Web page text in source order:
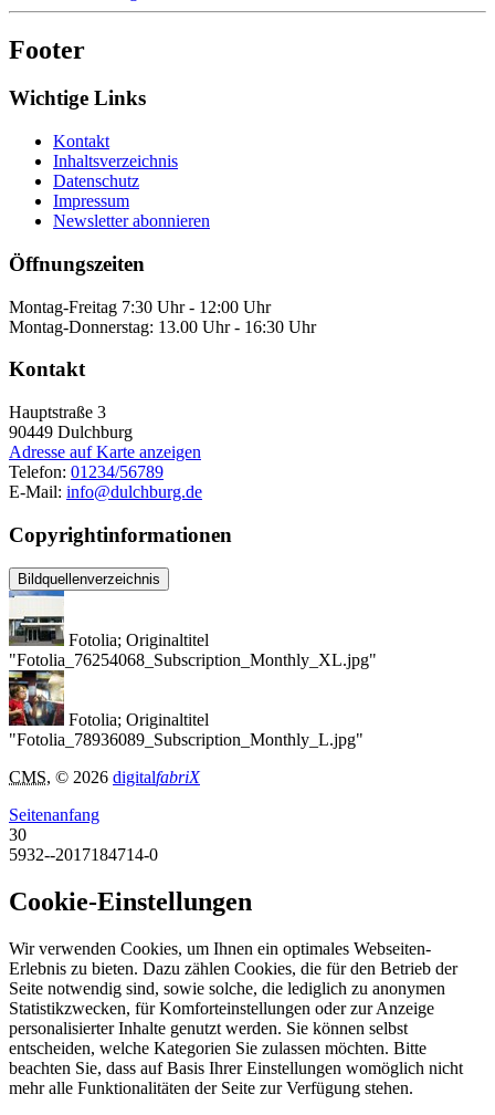
Footer
Wichtige Links
Kontakt
Inhaltsverzeichnis
Datenschutz
Impressum
Newsletter abonnieren
Öffnungszeiten
Montag-Freitag 7:30 Uhr - 12:00 Uhr
Montag-Donnerstag: 13.00 Uhr - 16:30 Uhr
Kontakt
Hauptstraße 3
90449 Dulchburg
Adresse auf Karte anzeigen
Telefon: 01234/56789
E-Mail: info@dulchburg.de
Copyrightinformationen
Bildquellenverzeichnis
Fotolia; Originaltitel
"Fotolia_76254068_Subscription_Monthly_XL.jpg"
Fotolia; Originaltitel
"Fotolia_78936089_Subscription_Monthly_L.jpg"
CMS, © 2026 digitalfabriX
Seitenanfang
30
5932--2017184714-0
Cookie-Einstellungen
Wir verwenden Cookies, um Ihnen ein optimales Webseiten-
Erlebnis zu bieten. Dazu zählen Cookies, die für den Betrieb der
Seite notwendig sind, sowie solche, die lediglich zu anonymen
Statistikzwecken, für Komforteinstellungen oder zur Anzeige
personalisierter Inhalte genutzt werden. Sie können selbst
entscheiden, welche Kategorien Sie zulassen möchten. Bitte
beachten Sie, dass auf Basis Ihrer Einstellungen womöglich nicht
mehr alle Funktionalitäten der Seite zur Verfügung stehen.